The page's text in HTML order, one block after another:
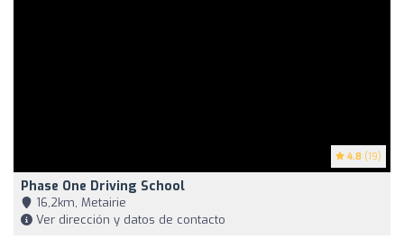
4.8 (19)
Phase One Driving School
16,2km, Metairie
Ver dirección y datos de contacto